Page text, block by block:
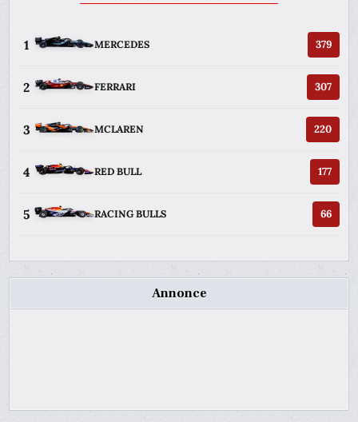
1 MERCEDES 379
2 FERRARI 307
3 MCLAREN 220
4 RED BULL 177
5 RACING BULLS 66
Annonce